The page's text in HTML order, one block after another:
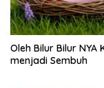
Oleh Bilur Bilur NYA
menjadi Sembuh